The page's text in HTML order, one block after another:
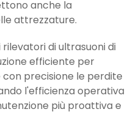
anche la
attrezzature.
di ultrasuoni di
efficiente per
precisione le perdite
l'efficienza operativa
più proattiva e